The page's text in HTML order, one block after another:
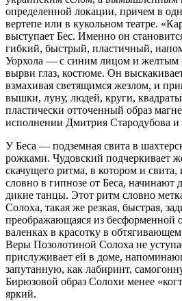
определенной локации, причем в
вертепе или в кукольном театре.
выступает Бес. Именно он
гибкий, быстрый, пластичный,
Уорхола — с синим лицом и желтым
вырви глаз, костюме. Он
взмахивая светящимся жезлом, и
вышки, луну, людей, круги,
пластически отточенный образ
исполнении Дмитрия Стародубова
У Беса — подземная свита в
рожками. Чудовский подчеркивает
скачущего ритма, в котором и
словно в гипнозе от Беса, начинают
дикие танцы. Этот ритм словно
Солоха, такая же резкая, быстрая,
преображающаяся из бесформенной
валенках в красотку в
Веры Позолотиной Солоха не
прислуживает ей в доме,
запутанную, как лабиринт,
Бирюзовой образ Солохи менее
яркий.